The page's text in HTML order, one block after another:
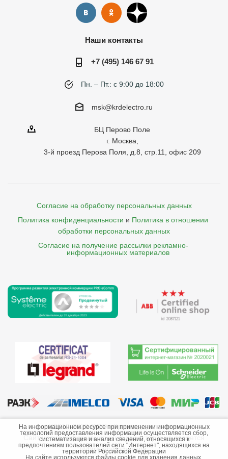
Наши контакты
+7 (495) 146 67 91
Пн. – Пт.: с 9:00 до 18:00
msk@krdelectro.ru
БЦ Перово Поле
г. Москва,
3-й проезд Перова Поля, д.8, стр.11, офис 209
Согласие на обработку персональных данных
Политика конфиденциальности и Политика в отношении
обработки персональных данных
Согласие на получение рассылки рекламно-
    информационных материалов
©2013-2026 ООО «Краснодарэлектро»
Сайт носит информационный характер и не является
публичной офертой.
На информационном ресурсе при применении информационных
технологий предоставления информации осуществляется сбор,
систематизация и анализ сведений, относящихся к
предпочтениям пользователей сети "Интернет", находящихся на
территории Российской Федерации
На сайте используются файлы cookie для хранения данных.